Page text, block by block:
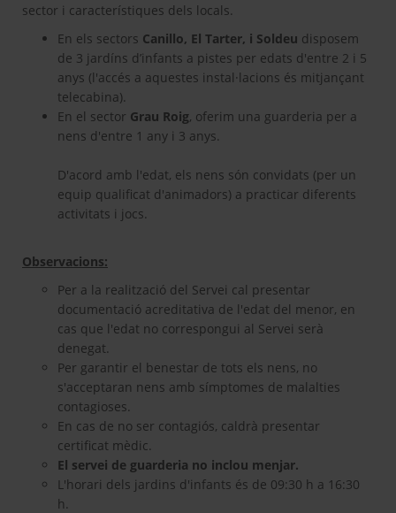
sector i característiques dels locals.
En els sectors Canillo, El Tarter, i Soldeu disposem
de 3 jardíns d’infants a pistes per edats d'entre 2 i 5
anys (l'accés a aquestes instal·lacions és mitjançant
telecabina).
En el sector Grau Roig, oferim una guarderia per a
nens d'entre 1 any i 3 anys.
D'acord amb l'edat, els nens són convidats (per un
equip qualificat d'animadors) a practicar diferents
activitats i jocs.
Observacions:
Per a la realització del Servei cal presentar
documentació acreditativa de l'edat del menor, en
cas que l'edat no correspongui al Servei serà
denegat.
Per garantir el benestar de tots els nens, no
s'acceptaran nens amb símptomes de malalties
contagioses.
En cas de no ser contagiós, caldrà presentar
certificat mèdic.
El servei de guarderia no inclou menjar.
L'horari dels jardins d'infants és de 09:30 h a 16:30
h.